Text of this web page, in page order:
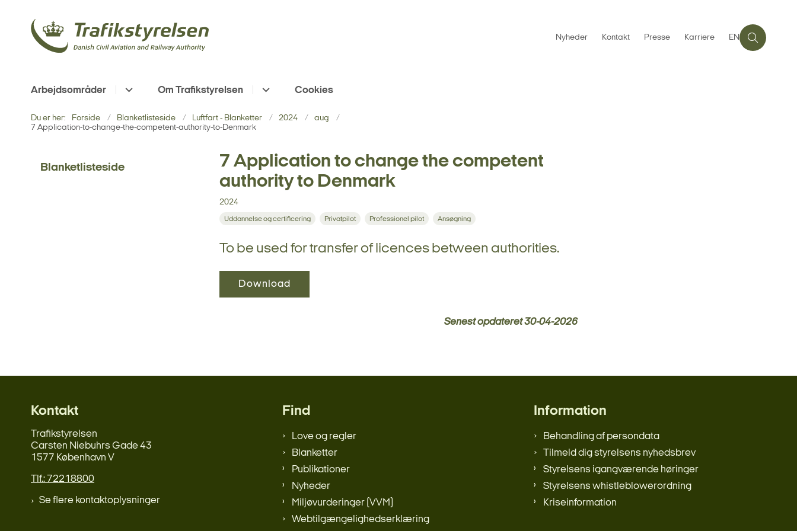
Nyheder Kontakt Presse Karriere EN
Arbejdsområder Om Trafikstyrelsen Cookies
Du er her: Forside Blanketlisteside Luftfart - Blanketter 2024
aug
7 Application-to-change-the-competent-authority-to-Denmark
Blanketlisteside
7 Application to change the competent
authority to Denmark
2024
Uddannelse og certificering Privatpilot Professionel pilot Ansøgning
To be used for transfer of licences between authorities.
Download
Senest opdateret30-04-2026
Kontakt
Trafikstyrelsen
Carsten Niebuhrs Gade 43
1577 København V
Tlf.: 72218800
Se flere kontaktoplysninger
Find
Love og regler
Blanketter
Publikationer
Nyheder
Miljøvurderinger (VVM)
Webtilgængelighedserklæring
Information
Behandling af persondata
Tilmeld dig styrelsens nyhedsbrev
Styrelsens igangværende høringer
Styrelsens whistleblowerordning
Kriseinformation